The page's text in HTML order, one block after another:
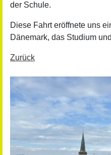
der Schule.
Diese Fahrt eröffnete uns
Dänemark, das Studium
Zurück